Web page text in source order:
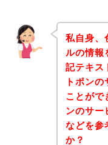
私自身、
ルの情報
記テキス
トポン
ことがで
ンのサー
などを参
か？